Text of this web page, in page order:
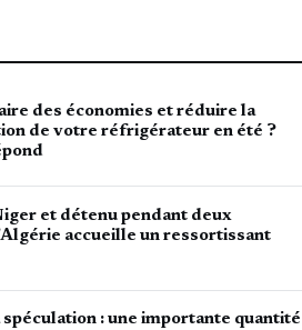
des économies et réduire la
de votre réfrigérateur en été ?
et détenu pendant deux
accueille un ressortissant
spéculation : une importante quantité